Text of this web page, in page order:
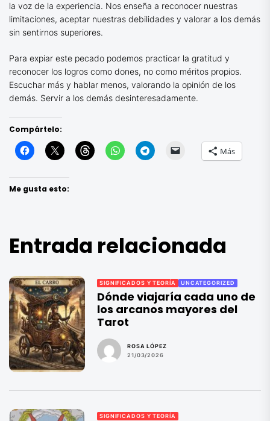
la voz de la experiencia. Nos enseña a reconocer nuestras
limitaciones, aceptar nuestras debilidades y valorar a los demás
sin sentirnos superiores.
Para expiar este pecado podemos practicar la gratitud y
reconocer los logros como dones, no como méritos propios.
Escuchar más y hablar menos, valorando la opinión de los
demás. Servir a los demás desinteresadamente.
Compártelo:
Más
Me gusta esto:
Entrada relacionada
SIGNIFICADOS Y TEORÍA UNCATEGORIZED
Dónde viajaría cada uno de
los arcanos mayores del
Tarot
ROSA LÓPEZ
21/03/2026
SIGNIFICADOS Y TEORÍA